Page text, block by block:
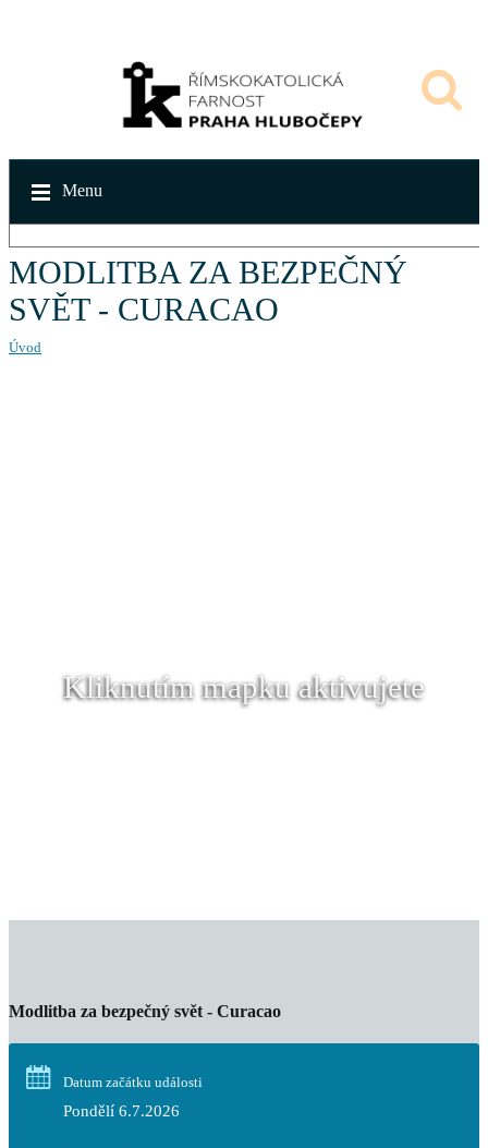
Menu
MODLITBA ZA BEZPEČNÝ
SVĚT - CURACAO
Úvod
Kliknutím mapku aktivujete
Modlitba za bezpečný svět - Curacao
Datum začátku události
Pondělí 6.7.2026